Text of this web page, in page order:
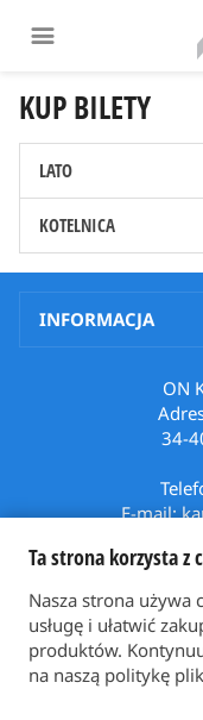
KUP BILETY
LATO
KOTELNICA
INFORMACJA
ON
34-
E-mail:
Ta strona korzysta z
Nasza strona używa
usługę i ułatwić
produktów.
na naszą politykę